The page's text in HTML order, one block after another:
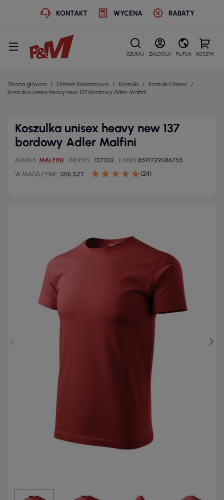
KONTAKT WYCENA RABATY
SZUKAJ ZALOGUJ PL/PLN KOSZYK
Strona główna Odzież Reklamowa Koszulki
Koszulki Unisex
Koszulka unisex heavy new 137 bordowy Adler Malfini
Koszulka unisex heavy new 137
bordowy Adler Malfini
MARKA MALFINI INDEKS 1371312 EAN13 8591729086755
W MAGAZYNIE 1216 SZT. (24)